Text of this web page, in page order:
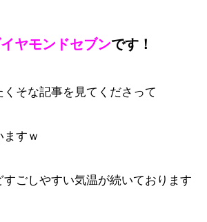
ヤモンドセブンです！
そな記事を見てくださって
ますｗ
すごしやすい気温が続いております